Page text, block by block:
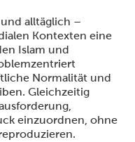
alltäglich –
Kontexten eine
Islam und
Normalität und
Gleichzeitig
einzuordnen, ohne